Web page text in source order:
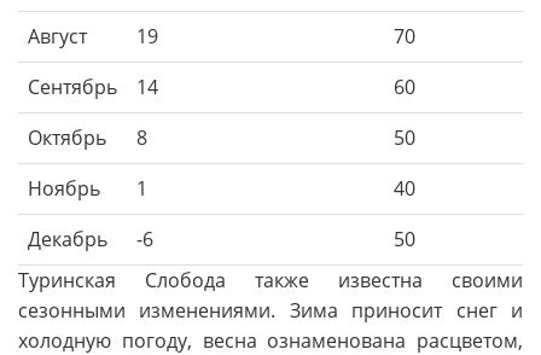
Август
19
70
Сентябрь
14
60
Октябрь
8
50
Ноябрь
1
40
Декабрь
-6
50
Туринская Слобода также известна своими
сезонными изменениями. Зима приносит снег и
холодную погоду, весна ознаменована расцветом,